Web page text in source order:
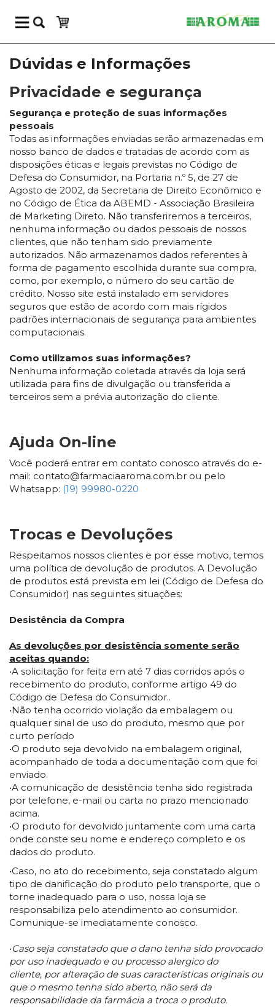
Dúvidas e Informações
Privacidade e segurança
Segurança e proteção de suas informações
pessoais
Todas as informações enviadas serão armazenadas em
nosso banco de dados e tratadas de acordo com as
disposições éticas e legais previstas no Código de
Defesa do Consumidor, na Portaria n.º 5, de 27 de
Agosto de 2002, da Secretaria de Direito Econômico e
no Código de Ética da ABEMD - Associação Brasileira
de Marketing Direto. Não transferiremos a terceiros,
nenhuma informação ou dados pessoais de nossos
clientes, que não tenham sido previamente
autorizados. Não armazenamos dados referentes à
forma de pagamento escolhida durante sua compra,
como, por exemplo, o número do seu cartão de
crédito. Nosso site está instalado em servidores
seguros que estão de acordo com mais rígidos
padrões internacionais de segurança para ambientes
computacionais.
Como utilizamos suas informações?
Nenhuma informação coletada através da loja será
utilizada para fins de divulgação ou transferida a
terceiros sem a prévia autorização do cliente.
Ajuda On-line
Você poderá entrar em contato conosco através do e-
mail: contato@farmaciaaroma.com.br ou pelo
Whatsapp: (19) 99980-0220
Trocas e Devoluções
Respeitamos nossos clientes e por esse motivo, temos
uma política de devolução de produtos. A Devolução
de produtos está prevista em lei (Código de Defesa do
Consumidor) nas seguintes situações:
Desistência da Compra
As devoluções por desistência somente serão
aceitas quando:
•A solicitação for feita em até 7 dias corridos após o
recebimento do produto, conforme artigo 49 do
Código de Defesa do Consumidor..
•Não tenha ocorrido violação da embalagem ou
qualquer sinal de uso do produto, mesmo que por
curto período
•O produto seja devolvido na embalagem original,
acompanhado de toda a documentação com que foi
enviado.
•A comunicação de desistência tenha sido registrada
por telefone, e-mail ou carta no prazo mencionado
acima.
•O produto for devolvido juntamente com uma carta
onde conste seu nome e endereço completo e os
dados do produto.
•Caso, no ato do recebimento, seja constatado algum
tipo de danificação do produto pelo transporte, que o
torne inadequado para o uso, nossa loja se
responsabiliza pelo atendimento ao consumidor.
Comunique-se imediatamente conosco.
•Caso seja constatado que o dano tenha sido provocado
por uso inadequado e ou processo alergico do
cliente, por alteração de suas características originais ou
que o mesmo tenha sido aberto, não será da
responsabilidade da farmácia a troca o produto.